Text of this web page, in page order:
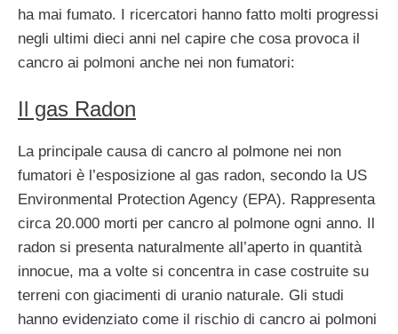
ha mai fumato. I ricercatori hanno fatto molti progressi
negli ultimi dieci anni nel capire che cosa provoca il
cancro ai polmoni anche nei non fumatori:
Il gas Radon
La principale causa di cancro al polmone nei non
fumatori è l’esposizione al gas radon, secondo la US
Environmental Protection Agency (EPA). Rappresenta
circa 20.000 morti per cancro al polmone ogni anno. Il
radon si presenta naturalmente all’aperto in quantità
innocue, ma a volte si concentra in case costruite su
terreni con giacimenti di uranio naturale. Gli studi
hanno evidenziato come il rischio di cancro ai polmoni